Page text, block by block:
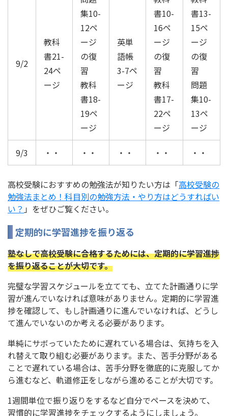
9/2
教科
書21-
24ペ
ージ
集10-
12ペ
ージ
の復
習
教科
書18-
19ペ
ージ
英単
語帳
3-7ペ
ージ
書10-
16ペ
ージ
の復
習
教科
書17-
22ペ
ージ
書13-
15ペ
ージ
の復
習
問題
集10-
13ペ
ージ
9/3 ・・ ・・ ・・ ・・ ・・
高校受験におすすめの勉強法が知りたい方は「高校受験の
勉強法まとめ！科目別の勉強方法・やり方はどうすればい
い？ 」をぜひご覧ください。
定期的に学習進捗を振り返る
塾なしで高校受験に合格するためには、定期的に学習進捗
を振り返ることが大切です。
完璧な学習スケジュールを立てても、立てた計画通りに学
習が進んでいなければ意味がありません。定期的に学習進
捗を確認して、もし計画通りに進んでいなければ、どうし
て進んでいないのか考える必要があります。
単純にサボっていたために遅れている場合は、気持ちを入
れ替えて取り組む必要があります。また、苦手分野がある
ことで遅れている場合は、苦手分野を徹底的に克服してか
ら進むなど、軌道修正をしながら進めることが大切です。
1週間単位で振り返りをするなど自分でペースを決めて、
習慣的に学習進捗をチェックするようにしましょう。